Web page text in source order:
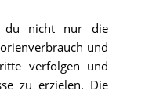
du nicht nur die
und
verfolgen und
zu erzielen. Die